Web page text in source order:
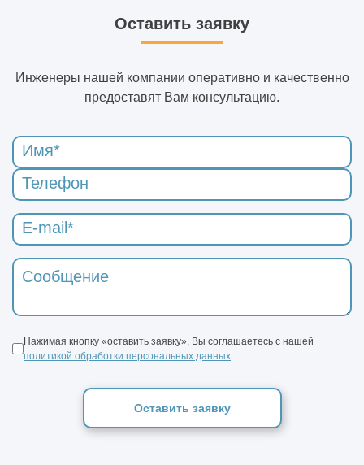
Оставить заявку
Инженеры нашей компании оперативно и качественно
предоставят Вам консультацию.
Нажимая кнопку «оставить заявку», Вы соглашаетесь с нашей
политикой обработки персональных данных.
Оставить заявку